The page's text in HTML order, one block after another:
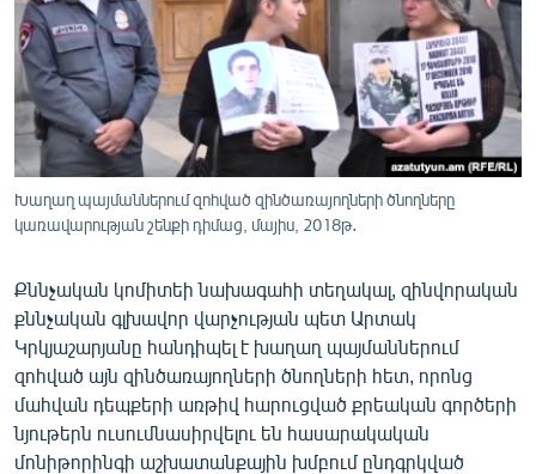
ՄԻՋԱԶԳԱՅԻՆ
ՄՇԱԿՈՒՅԹ
ՍՊՈՐՏ
ՄԵԿՆԱԲԱՆՈՒԹՅՈՒՆ
ԿՈՐՈՆԱՎԻՐՈՒՍ
ՏԵՍԱՆՅՈՒԹԵՐ
ԲԱՆԱՎԵՃ
ՁԳՏԵԼՈՎ ԼԱՎԱԳՈՒՅՆԻՆ
ՓՈԴՔԱՍԹ
Խաղաղ պայմաններում զոհված զինծառայողների ծնողները
կառավարության շենքի դիմաց, մայիս, 2018թ․
Քննչական կոմիտեի նախագահի տեղակալ, զինվորական
քննչական գլխավոր վարչության պետ Արտակ
Կրկյաշարյանը հանդիպել է խաղաղ պայմաններում
զոհված այն զինծառայողների ծնողների հետ, որոնց
մահվան դեպքերի առթիվ հարուցված քրեական գործերի
նյութերն ուսումնասիրվելու են հասարակական
մոնիթորինգի աշխատանքային խմբում ընդգրկված